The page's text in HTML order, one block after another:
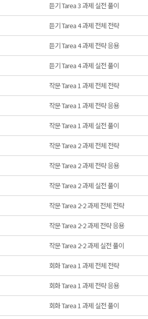
듣기 Tarea 3 과제 실전 풀이
듣기 Tarea 4 과제 전체 전략
듣기 Tarea 4 과제 전략 응용
듣기 Tarea 4 과제 실전 풀이
작문 Tarea 1 과제 전체 전략
작문 Tarea 1 과제 전략 응용
작문 Tarea 1 과제 실전 풀이
작문 Tarea 2 과제 전체 전략
작문 Tarea 2 과제 전략 응용
작문 Tarea 2 과제 실전 풀이
작문 Tarea 2-2 과제 전체 전략
작문 Tarea 2-2 과제 전략 응용
작문 Tarea 2-2 과제 실전 풀이
회화 Tarea 1 과제 전체 전략
회화 Tarea 1 과제 전략 응용
회화 Tarea 1 과제 실전 풀이